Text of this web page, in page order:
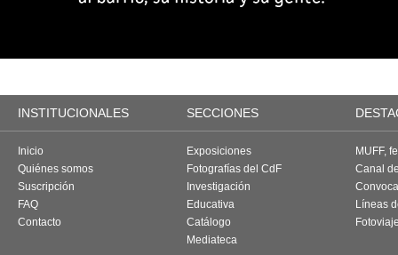
INSTITUCIONALES SECCIONES
Inicio
Quiénes somos
Suscripción
FAQ
Contacto
Exposiciones
Fotografías del CdF
Investigación
Educativa
Catálogo
Mediateca
MUFF,
Canal
Líneas